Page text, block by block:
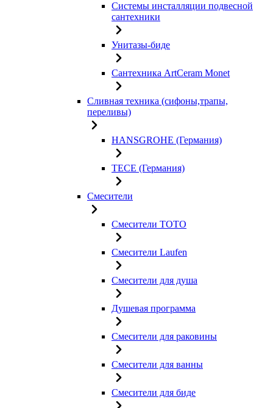
Системы инсталляции подвесной
сантехники
Унитазы-биде
Сантехника ArtCeram Monet
Сливная техника (сифоны,трапы,
переливы)
HANSGROHE (Германия)
TECE (Германия)
Смесители
Смесители TOTO
Смесители Laufen
Смесители для душа
Душевая программа
Смесители для раковины
Смесители для ванны
Смесители для биде